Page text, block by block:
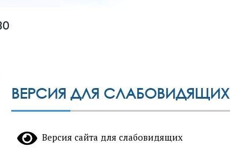
ВЕРСИЯ ДЛЯ СЛАБОВИДЯЩИХ
Версия сайта для слабовидящих